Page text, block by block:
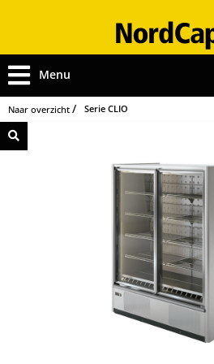
Menu
Naar overzicht Serie CLIO